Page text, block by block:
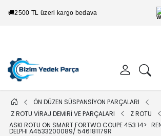
🚚2500 TL üzeri kargo bedava
ÖN DÜZEN SÜSPANSİYON PARÇALARI
Z ROTU VİRAJ DEMİRİ VE PARÇALARI
Z ROTU
ASKI ROTU ON SMART FORTWO COUPE 453 14> .
DELPHI A4533200089/ 546181179R